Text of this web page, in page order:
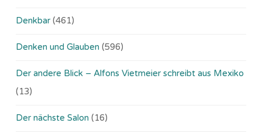
Denkbar (461)
Denken und Glauben (596)
Der andere Blick – Alfons Vietmeier schreibt aus Mexiko
(13)
Der nächste Salon (16)